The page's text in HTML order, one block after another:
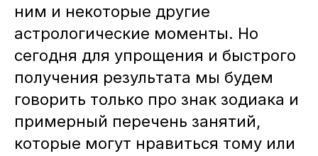
ним и некоторые другие
астрологические моменты. Но
сегодня для упрощения и быстрого
получения результата мы будем
говорить только про знак зодиака и
примерный перечень занятий,
которые могут нравиться тому или